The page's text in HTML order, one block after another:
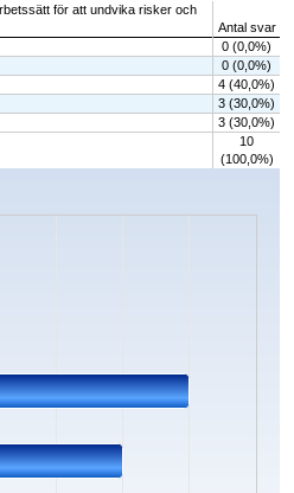
för att undvika risker och
Antal svar
0 (0,0%)
0 (0,0%)
4 (40,0%)
3 (30,0%)
3 (30,0%)
10
(100,0%)